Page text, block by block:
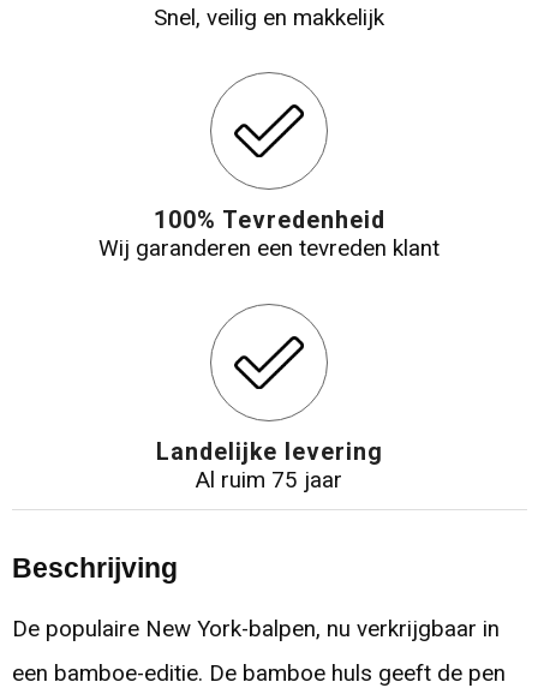
Snel, veilig en makkelijk
100% Tevredenheid
Wij garanderen een tevreden klant
Landelijke levering
Al ruim 75 jaar
Beschrijving
De populaire New York-balpen, nu verkrijgbaar in
een bamboe-editie. De bamboe huls geeft de pen